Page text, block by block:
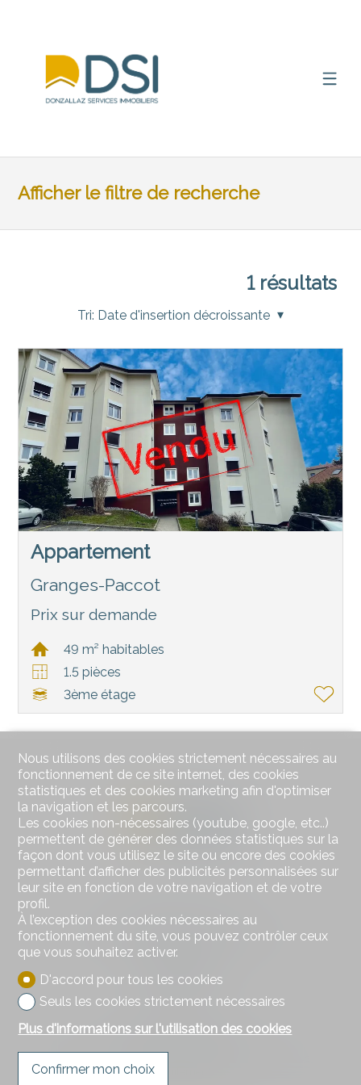
Afficher le filtre de recherche
1résultats
Tri: Date d'insertion décroissante
Appartement
Granges-Paccot
Prix sur demande
49 m² habitables
1.5 pièces
3ème étage
Contactez-nous
DSI Donzallaz Services Immobiliers Sàrl
Rue de l'Industrie 8
Tél.
026 919 17 17
info@d-si.ch
Restez connecté
gratuitement.
Nous utilisons des cookies strictement nécessaires au
fonctionnement de ce site internet, des cookies
statistiques et des cookies marketing afin d'optimiser
la navigation et les parcours.
Les cookies non-nécessaires (youtube, google, etc..)
permettent de générer des données statistiques sur la
façon dont vous utilisez le site ou encore des cookies
permettant d’afficher des publicités personnalisées sur
leur site en fonction de votre navigation et de votre
profil.
À l’exception des cookies nécessaires au
fonctionnement du site, vous pouvez contrôler ceux
que vous souhaitez activer.
D'accord pour tous les cookies
Seuls les cookies strictement nécessaires
Plus d'informations sur l'utilisation des cookies
Confirmer mon choix